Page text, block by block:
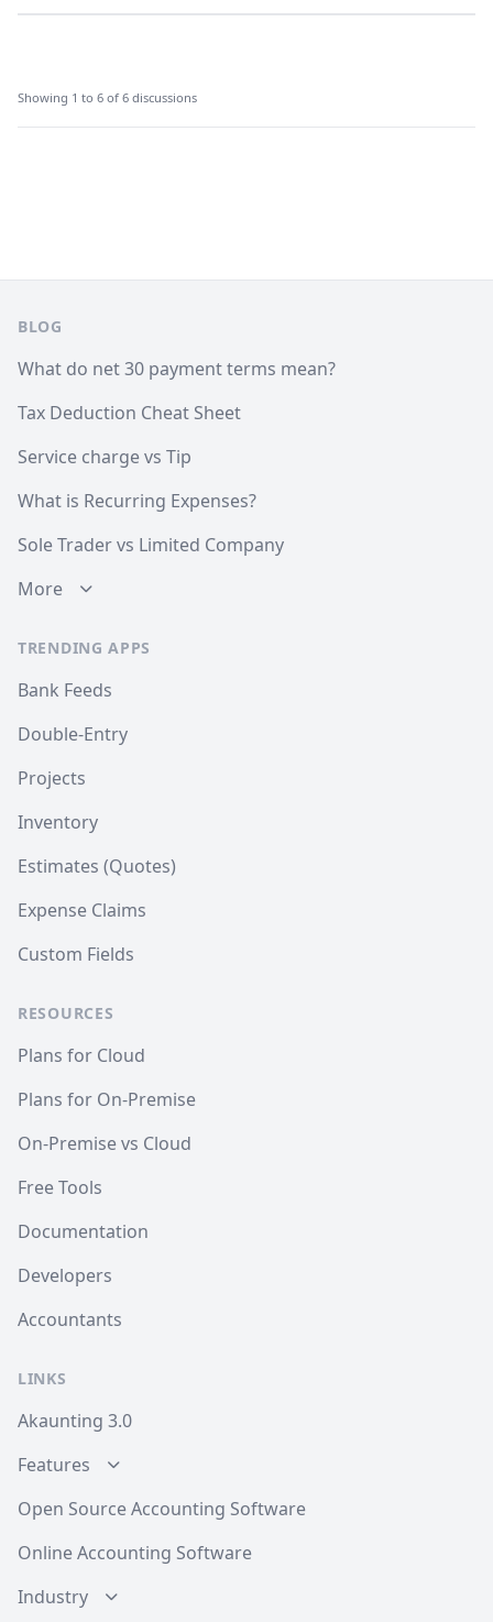
Showing 1 to 6 of 6 discussions
BLOG
What do net 30 payment terms mean?
Tax Deduction Cheat Sheet
Service charge vs Tip
What is Recurring Expenses?
Sole Trader vs Limited Company
More
TRENDING APPS
Bank Feeds
Double-Entry
Projects
Inventory
Estimates (Quotes)
Expense Claims
Custom Fields
RESOURCES
Plans for Cloud
Plans for On-Premise
On-Premise vs Cloud
Free Tools
Documentation
Developers
Accountants
LINKS
Akaunting 3.0
Features
Open Source Accounting Software
Online Accounting Software
Industry